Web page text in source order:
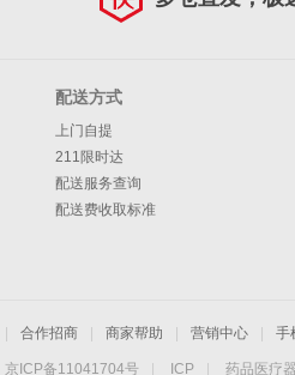
配送方式
上门自提
211限时达
配送服务查询
配送费收取标准
合作招商 商家帮助 营销中心 手
京ICP备11041704号 ICP 药品医疗